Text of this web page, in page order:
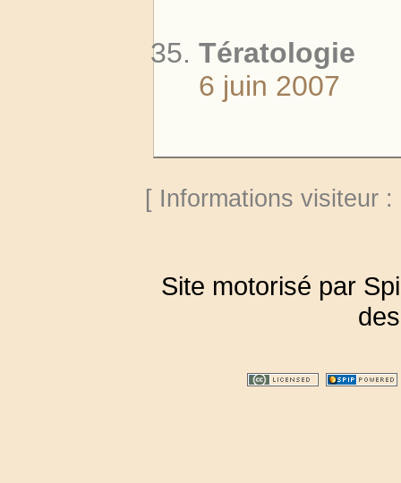
Tératologie
6 juin 2007
[ Informations visiteur
Site motorisé par